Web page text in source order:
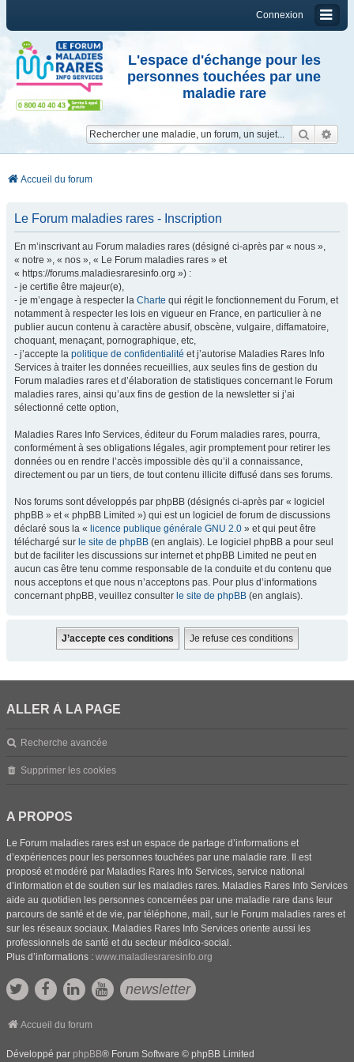
Connexion
L'espace d'échange pour les
personnes touchées par une
maladie rare
Accueil du forum
Le Forum maladies rares - Inscription
En m’inscrivant au Forum maladies rares (désigné ci-après par « nous »,
« notre », « nos », « Le Forum maladies rares » et
« https://forums.maladiesraresinfo.org ») :
- je certifie être majeur(e),
- je m’engage à respecter la Charte qui régit le fonctionnement du Forum, et
notamment à respecter les lois en vigueur en France, en particulier à ne
publier aucun contenu à caractère abusif, obscène, vulgaire, diffamatoire,
choquant, menaçant, pornographique, etc,
- j’accepte la politique de confidentialité et j’autorise Maladies Rares Info
Services à traiter les données recueillies, aux seules fins de gestion du
Forum maladies rares et d’élaboration de statistiques concernant le Forum
maladies rares, ainsi qu’aux fins de gestion de la newsletter si j’ai
sélectionné cette option,
Maladies Rares Info Services, éditeur du Forum maladies rares, pourra,
conformément à ses obligations légales, agir promptement pour retirer les
données ou en rendre l’accès impossible dès qu’il a connaissance,
directement ou par un tiers, de tout contenu illicite diffusé dans ses forums.
Nos forums sont développés par phpBB (désignés ci-après par « logiciel
phpBB » et « phpBB Limited ») qui est un logiciel de forum de discussions
déclaré sous la « licence publique générale GNU 2.0 » et qui peut être
téléchargé sur le site de phpBB (en anglais). Le logiciel phpBB a pour seul
but de faciliter les discussions sur internet et phpBB Limited ne peut en
aucun cas être tenu comme responsable de la conduite et du contenu que
nous acceptons et que nous n’acceptons pas. Pour plus d’informations
concernant phpBB, veuillez consulter le site de phpBB (en anglais).
ALLER À LA PAGE
Recherche avancée
Supprimer les cookies
A PROPOS
Le Forum maladies rares est un espace de partage d’informations et
d’expériences pour les personnes touchées par une maladie rare. Il est
proposé et modéré par Maladies Rares Info Services, service national
d’information et de soutien sur les maladies rares. Maladies Rares Info Services
aide au quotidien les personnes concernées par une maladie rare dans leur
parcours de santé et de vie, par téléphone, mail, sur le Forum maladies rares et
sur les réseaux sociaux. Maladies Rares Info Services oriente aussi les
professionnels de santé et du secteur médico-social.
Plus d’informations : www.maladiesraresinfo.org
newsletter
Accueil du forum
Développé par phpBB® Forum Software © phpBB Limited